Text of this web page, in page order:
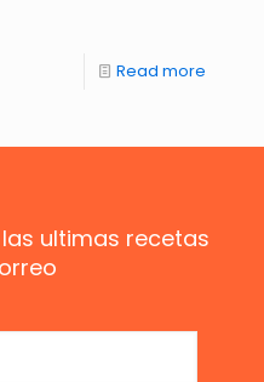
Read more
las ultimas recetas